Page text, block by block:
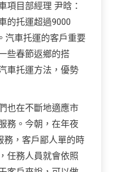
項目部經理 尹晗：
的托運超過9000
汽車托運的客戶重要
些春節返鄉的搭
車托運方法，優勢
也在不斷地適應市
務。今朝，在年夜
務，客戶鄙人單的時
任務人員就會依照